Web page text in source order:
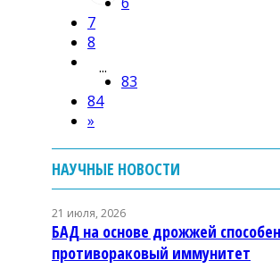
7
8
...
83
84
»
НАУЧНЫЕ НОВОСТИ
21 июля, 2026
БАД на основе дрожжей
противораковый иммунитет